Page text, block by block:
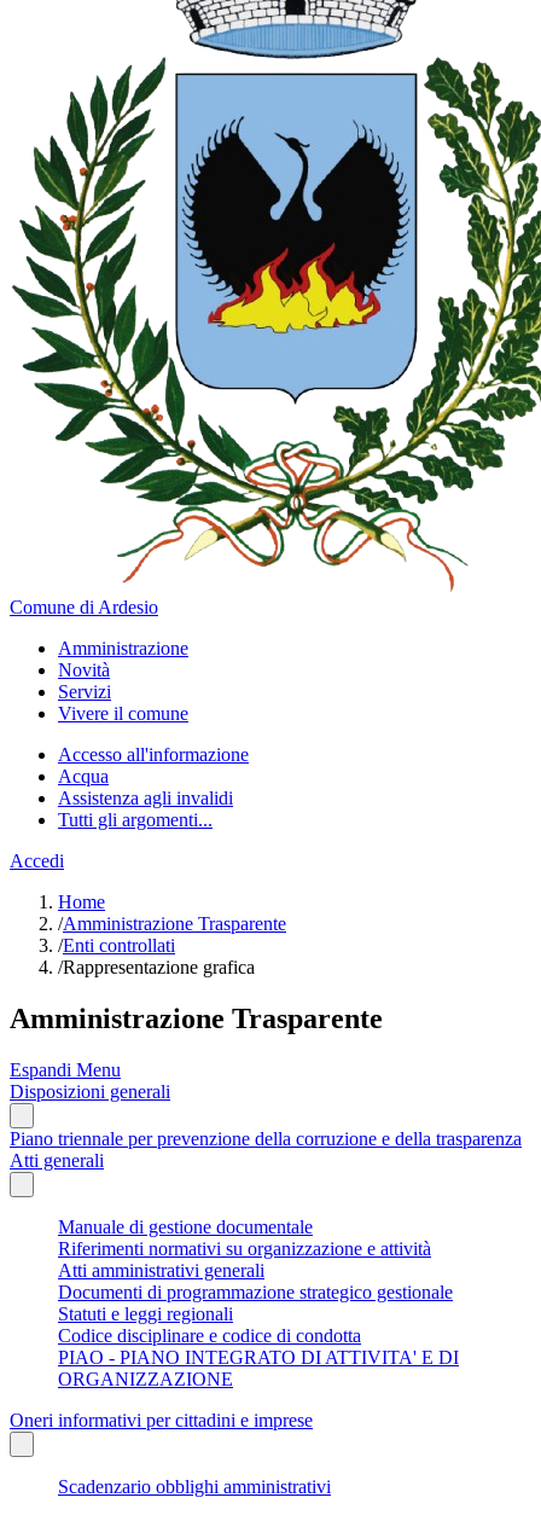
Comune di Ardesio
Amministrazione
Novità
Servizi
Vivere il comune
Accesso all'informazione
Acqua
Assistenza agli invalidi
Tutti gli argomenti...
Accedi
Home
/Amministrazione Trasparente
/Enti controllati
/Rappresentazione grafica
Amministrazione Trasparente
Espandi Menu
Disposizioni generali
Piano triennale per prevenzione della corruzione e della trasparenza
Atti generali
Manuale di gestione documentale
Riferimenti normativi su organizzazione e attività
Atti amministrativi generali
Documenti di programmazione strategico gestionale
Statuti e leggi regionali
Codice disciplinare e codice di condotta
PIAO - PIANO INTEGRATO DI ATTIVITA' E DI
ORGANIZZAZIONE
Oneri informativi per cittadini e imprese
Scadenzario obblighi amministrativi